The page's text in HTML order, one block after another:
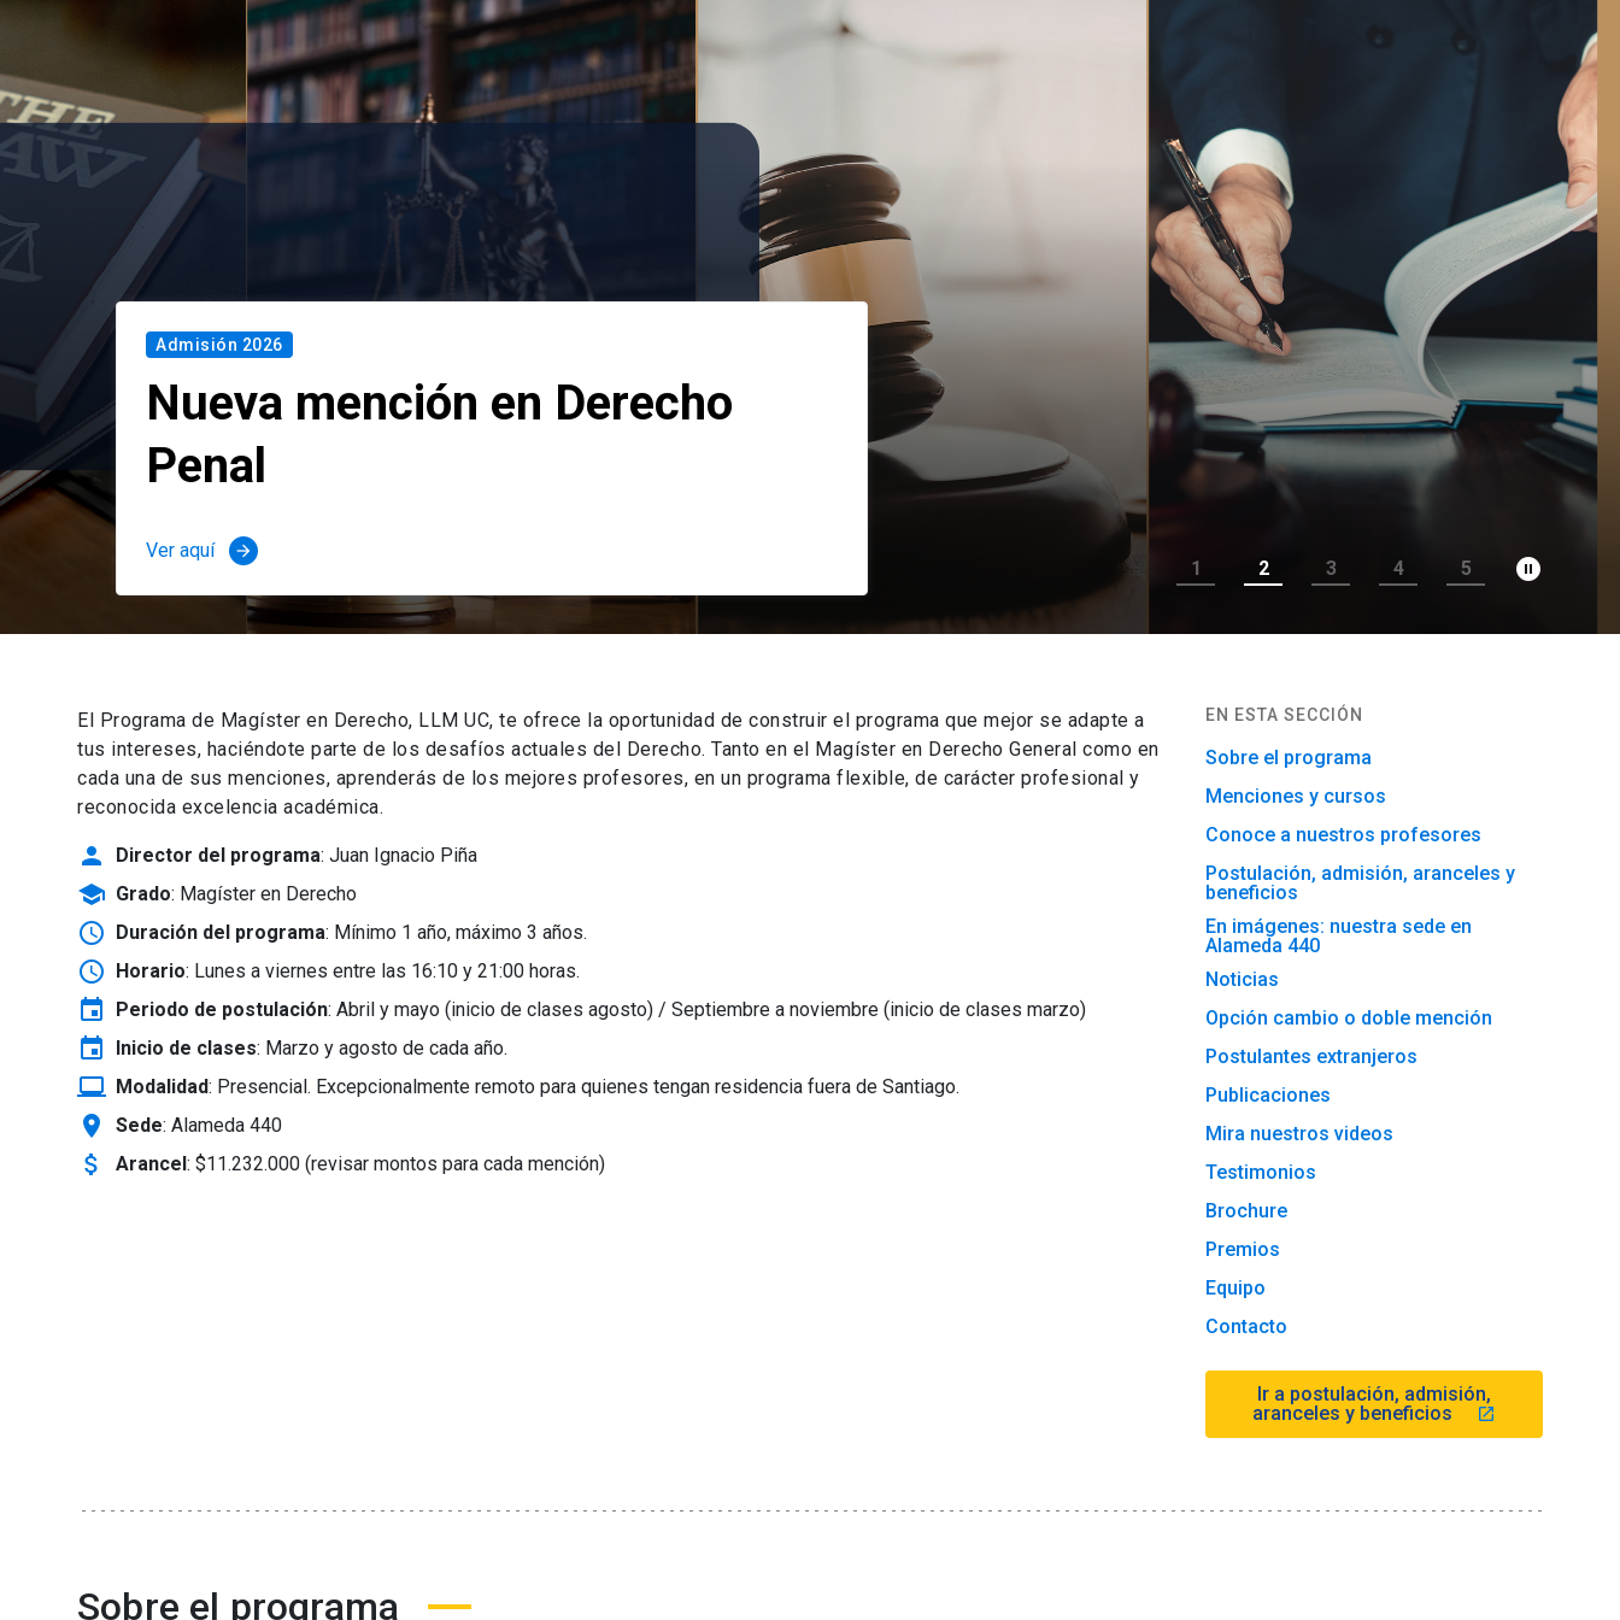
Admisión 2026
Nueva mención en Derecho
Penal
Ver aquí arrow_forward
1 2 3 4 5 pause_circle_filled
El Programa de Magíster en Derecho, LLM UC, te ofrece la oportunidad de construir el programa que mejor se adapte a
tus intereses, haciéndote parte de los desafíos actuales del Derecho. Tanto en el Magíster en Derecho General como en
cada una de sus menciones, aprenderás de los mejores profesores, en un programa flexible, de carácter profesional y
reconocida excelencia académica.
person Director del programa: Juan Ignacio Piña
school Grado: Magíster en Derecho
schedule Duración del programa: Mínimo 1 año, máximo 3 años.
schedule Horario: Lunes a viernes entre las 16:10 y 21:00 horas.
event Periodo de postulación: Abril y mayo (inicio de clases agosto) / Septiembre a noviembre (inicio de clases marzo)
event Inicio de clases: Marzo y agosto de cada año.
laptop_windows Modalidad: Presencial. Excepcionalmente remoto para quienes tengan residencia fuera de Santiago.
location_on Sede: Alameda 440
attach_money Arancel: $11.232.000 (revisar montos para cada mención)
EN ESTA SECCIÓN
Sobre el programa
Menciones y cursos
Conoce a nuestros profesores
Postulación, admisión, aranceles y
beneficios
En imágenes: nuestra sede en
Alameda 440
Noticias
Opción cambio o doble mención
Postulantes extranjeros
Publicaciones
Mira nuestros videos
Testimonios
Brochure
Premios
Equipo
Contacto
Ir a postulación, admisión,
aranceles y beneficios
launch
Sobre el programa